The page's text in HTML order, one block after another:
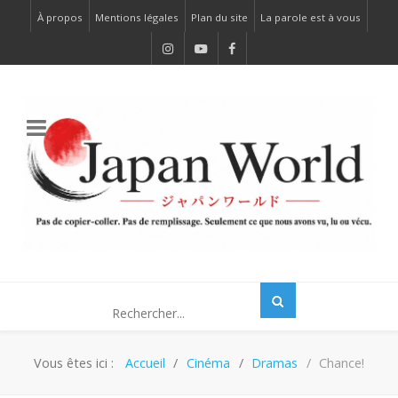
À propos Mentions légales Plan du site La parole est à vous
Vous êtes ici : Accueil Cinéma Dramas Chance!